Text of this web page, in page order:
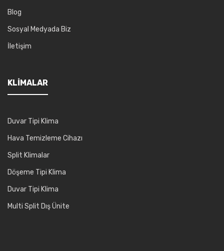
Blog
Sosyal Medyada Biz
İletişim
KLIMALAR
Duvar Tipi Klima
Hava Temizleme Cihazı
Split Klimalar
Döşeme Tipi Klima
Duvar Tipi Klima
Multi Split Dış Ünite